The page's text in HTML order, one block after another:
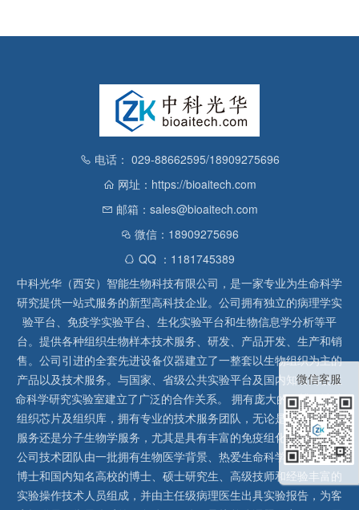
电话： 029-88662595/18909275696
网址：https://bioaitech.com
邮箱：sales@bioaitech.com
微信：18909275696
QQ ：1181745389
中科光华（西安）智能生物科技有限公司，是一家专业为生命科学
研究提供一站式服务的新型高科技企业。公司拥有独立的病理学实
验平台、免疫学实验平台、生化实验平台和生物信息学分析等平
台。提供各种组织生物样本技术服务、研发、产品开发、生产和销
售。公司引进的全套先进设备仪器建立了一整套以生物组织为主的
产品以及技术服务。与国家、省级公共实验平台及国内知名高校生
命科学研究实验室建立了广泛的合作关系。 拥有庞大的石蜡、冰冻
组织芯片及组织库，拥有专业的技术服务团队，无论是形态病理学
服务还是分子生物学服务，尤其是具有丰富的免疫组化实验经验，
公司技术团队由一批拥有生物医学背景、热爱生命科学研究的留美
博士和国内知名高校的博士、硕士研究生、高级技师和经验丰富的
实验操作技术人员组成，并由主任级病理医生出具实验报告，为客
微信客服